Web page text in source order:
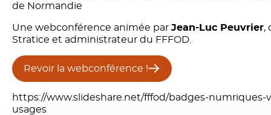
de Normandie
Une webconférence animée par Jean-Luc Peuvrier,
Stratice et administrateur du FFFOD.
Revoir la webconférence !
https://www.slideshare.net/fffod/badges-numriques-
usages